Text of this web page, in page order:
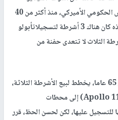
مقابل 218 دولارا من مزاد الفائض الحكومي الأميركي، منذ أكثر من 40
عاما، ومن بين حمولة الأشرطة هذه كان هناك 3 أشرطة لتسجيلاتأبولو
الثلاث لا تتعدى حفنة من
وكان غاري جورج، البالغ من العمر 65 عاما، يخطط لبيع الأشرطة الثلاثة،
المسماة "أبولو 11 إيفا" (Apollo 11 EVA) إلى محطات
للتسجيل عليها، لكن لحسن الحظ، قرر